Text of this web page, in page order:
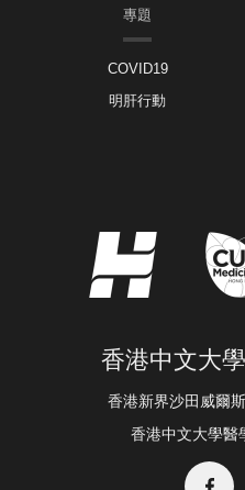
專題
COVID19
明肝行動
香港中文大
香港新界沙田威爾
香港中文大學醫